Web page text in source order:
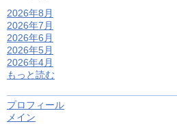
2026年8月
2026年7月
2026年6月
2026年5月
2026年4月
もっと読む
プロフィール
メイン